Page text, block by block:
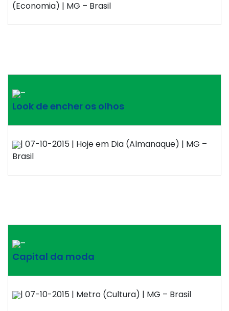
(Economia) | MG – Brasil
–
Look de encher os olhos
| 07-10-2015 | Hoje em Dia (Almanaque) | MG –
Brasil
–
Capital da moda
| 07-10-2015 | Metro (Cultura) | MG – Brasil